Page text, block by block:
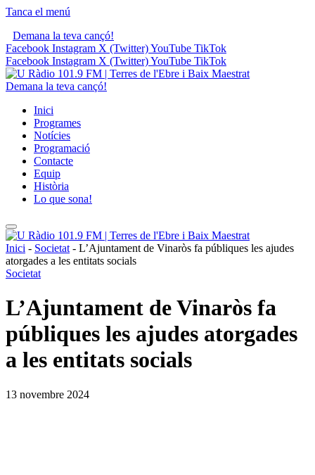
Tanca el menú
Demana la teva cançó!
Facebook Instagram X (Twitter)YouTube TikTok
Facebook Instagram X (Twitter)YouTube TikTok
Demana la teva cançó!
Inici
Programes
Notícies
Programació
Contacte
Equip
Història
Lo que sona!
Inici - Societat - L’Ajuntament de Vinaròs fa públiques les ajudes
atorgades a les entitats socials
Societat
L’Ajuntament de Vinaròs fa
públiques les ajudes atorgades
a les entitats socials
13 novembre 2024